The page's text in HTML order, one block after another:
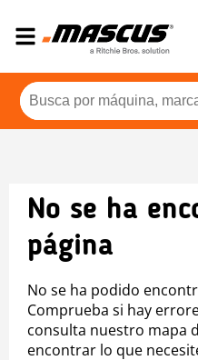
No se ha
página
No se ha podido
Comprueba si hay
consulta nuestro mapa
encontrar lo que